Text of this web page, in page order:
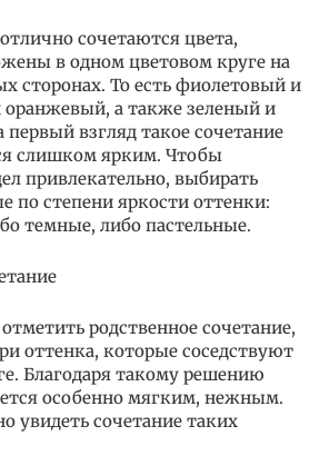
сочетаются цвета,
в одном цветовом круге на
сторонах. То есть фиолетовый и
а также зеленый и
взгляд такое сочетание
слишком ярким. Чтобы
привлекательно, выбирать
по степени яркости оттенки:
темные, либо пастельные.
родственное сочетание,
оттенка, которые соседствуют
Благодаря такому решению
особенно мягким, нежным.
увидеть сочетание таких